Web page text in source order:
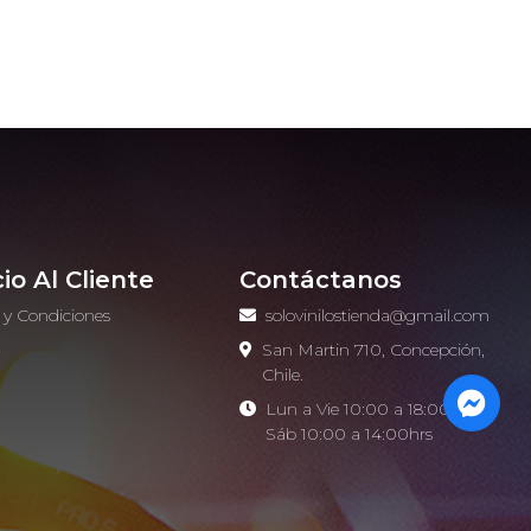
Al Cliente
Condiciones
Contáctanos
solovinilostienda@gmail.com
San Martin 710, Concepción,
Chile.
Lun a Vie 10:00 a 18:00hrs -
Sáb 10:00 a 14:00hrs